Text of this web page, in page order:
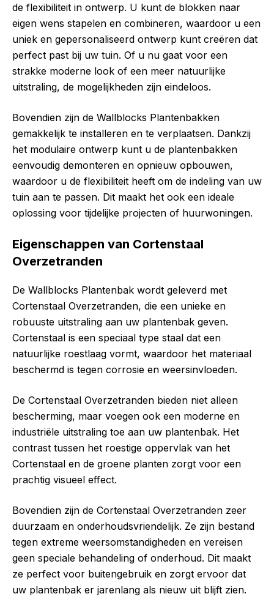
de flexibiliteit in ontwerp. U kunt de blokken naar
eigen wens stapelen en combineren, waardoor u een
uniek en gepersonaliseerd ontwerp kunt creëren dat
perfect past bij uw tuin. Of u nu gaat voor een
strakke moderne look of een meer natuurlijke
uitstraling, de mogelijkheden zijn eindeloos.
Bovendien zijn de Wallblocks Plantenbakken
gemakkelijk te installeren en te verplaatsen. Dankzij
het modulaire ontwerp kunt u de plantenbakken
eenvoudig demonteren en opnieuw opbouwen,
waardoor u de flexibiliteit heeft om de indeling van uw
tuin aan te passen. Dit maakt het ook een ideale
oplossing voor tijdelijke projecten of huurwoningen.
Eigenschappen van Cortenstaal
Overzetranden
De Wallblocks Plantenbak wordt geleverd met
Cortenstaal Overzetranden, die een unieke en
robuuste uitstraling aan uw plantenbak geven.
Cortenstaal is een speciaal type staal dat een
natuurlijke roestlaag vormt, waardoor het materiaal
beschermd is tegen corrosie en weersinvloeden.
De Cortenstaal Overzetranden bieden niet alleen
bescherming, maar voegen ook een moderne en
industriële uitstraling toe aan uw plantenbak. Het
contrast tussen het roestige oppervlak van het
Cortenstaal en de groene planten zorgt voor een
prachtig visueel effect.
Bovendien zijn de Cortenstaal Overzetranden zeer
duurzaam en onderhoudsvriendelijk. Ze zijn bestand
tegen extreme weersomstandigheden en vereisen
geen speciale behandeling of onderhoud. Dit maakt
ze perfect voor buitengebruik en zorgt ervoor dat
uw plantenbak er jarenlang als nieuw uit blijft zien.